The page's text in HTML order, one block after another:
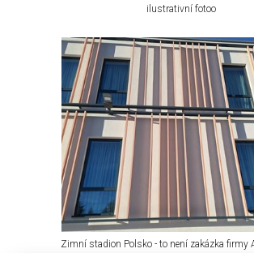
ilustrativní fotoo
Zimní stadion Polsko - to není zakázka firmy